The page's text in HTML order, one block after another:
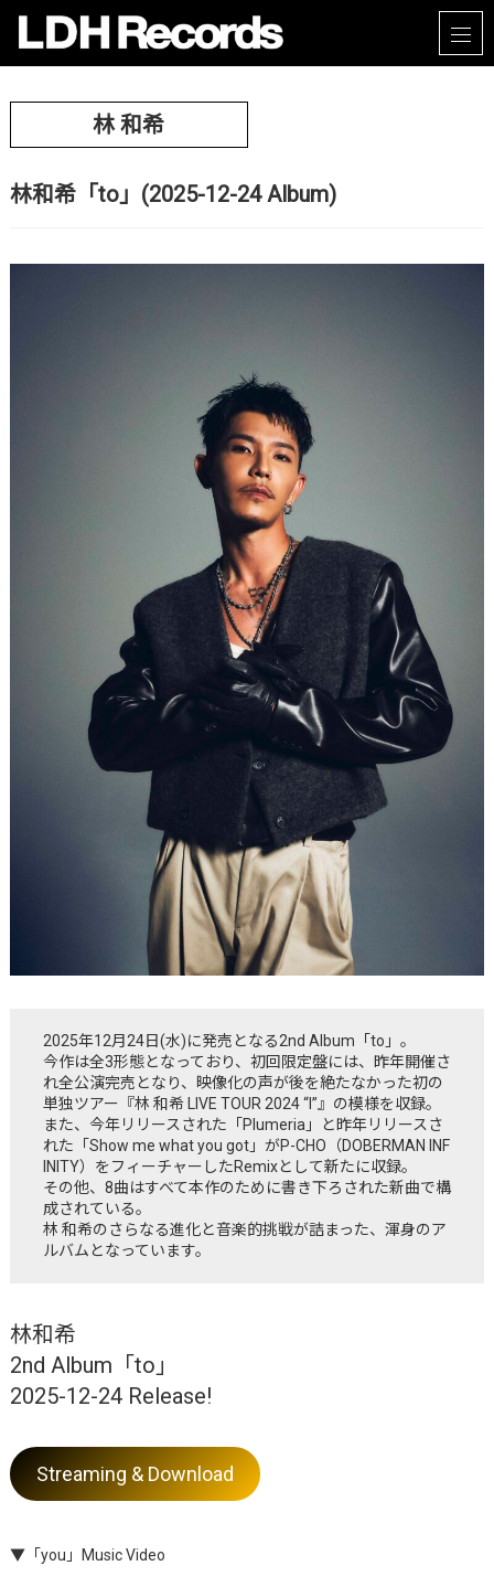
林 和希
林和希「to」(2025-12-24 Album)
2025年12月24日(水)に発売となる2nd Album「to」。
今作は全3形態となっており、初回限定盤には、昨年開催さ
れ全公演完売となり、映像化の声が後を絶たなかった初の
単独ツアー『林 和希 LIVE TOUR 2024 “I”』の模様を収録。
また、今年リリースされた「Plumeria」と昨年リリースさ
れた「Show me what you got」がP-CHO（DOBERMAN INF
INITY）をフィーチャーしたRemixとして新たに収録。
その他、8曲はすべて本作のために書き下ろされた新曲で構
成されている。
林 和希のさらなる進化と音楽的挑戦が詰まった、渾身のア
ルバムとなっています。
林和希
2nd Album「to」
2025-12-24 Release!
Streaming & Download
▼「you」Music Video